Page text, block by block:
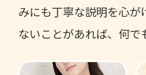
みにも丁寧な説明を心が
ないことがあれば、何で